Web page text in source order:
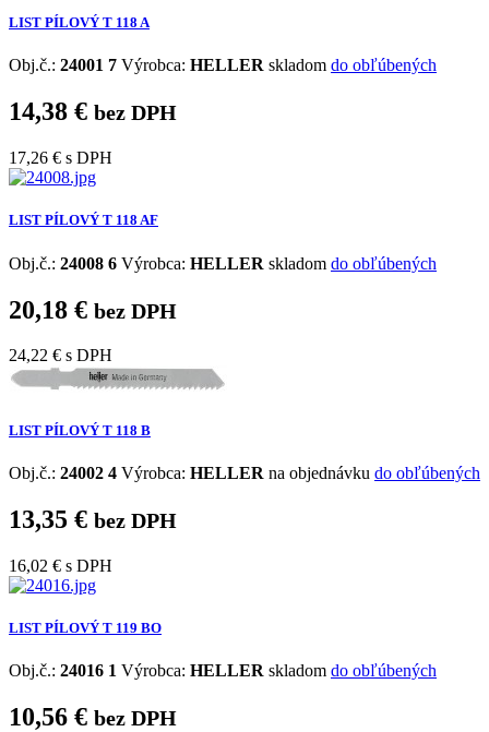
LIST PÍLOVÝ T 118 A
Obj.č.: 24001 7 Výrobca: HELLER skladom do obľúbených
14,38 € bez DPH
17,26 € s DPH
LIST PÍLOVÝ T 118 AF
Obj.č.: 24008 6 Výrobca: HELLER skladom do obľúbených
20,18 € bez DPH
24,22 € s DPH
LIST PÍLOVÝ T 118 B
Obj.č.: 24002 4 Výrobca: HELLER na objednávku do obľúbených
13,35 € bez DPH
16,02 € s DPH
LIST PÍLOVÝ T 119 BO
Obj.č.: 24016 1 Výrobca: HELLER skladom do obľúbených
10,56 € bez DPH